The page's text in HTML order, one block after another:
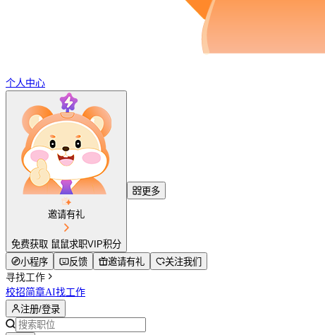
个人中心
邀请有礼
免费获取 鼠鼠求职VIP积分
更多
小程序 反馈 邀请有礼
关注我们
寻找工作
校招简章AI找工作
注册/登录